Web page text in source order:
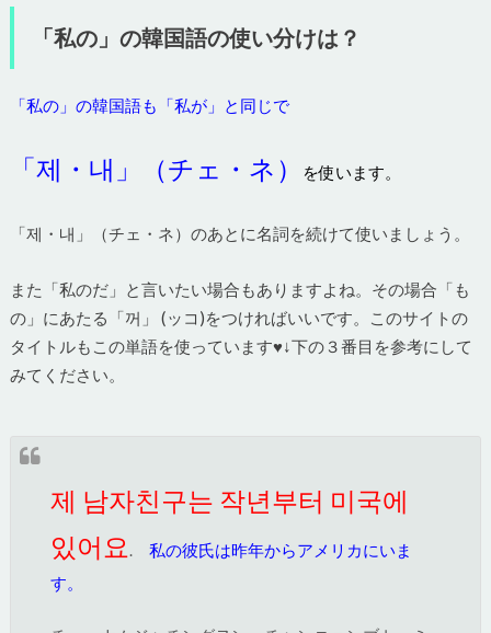
「私の」の韓国語の使い分けは？
「私の」の韓国語も「私が」と同じで
「제・내」（チェ・ネ） を使います。
「제・내」（チェ・ネ）のあとに名詞を続けて使いましょう。
また「私のだ」と言いたい場合もありますよね。その場合「も
の」にあたる「꺼」 (ッコ)をつければいいです。このサイトの
タイトルもこの単語を使っています♥↓下の３番目を参考にして
みてください。
제 남자친구는 작년부터 미국에
있어요 . 私の彼氏は昨年からアメリカにいま
す。